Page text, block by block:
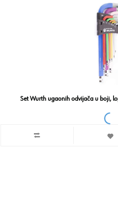
Set Wurth ugaonih odvijača u boji,